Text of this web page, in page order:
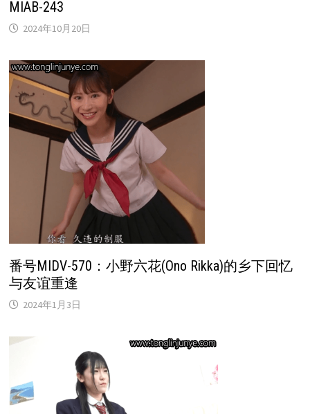
MIAB-243
2024年10月20日
番号MIDV-570：小野六花(Ono Rikka)的乡下回忆
与友谊重逢
2024年1月3日